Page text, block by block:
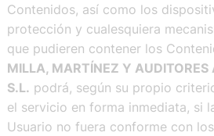
Contenidos, así como los
protección y cualesquiera
que pudieren contener los
MILLA, MARTÍNEZ Y AUDITORES
S.L. podrá, según su propio
el servicio en forma inmediata, si
Usuario no fuera conforme con